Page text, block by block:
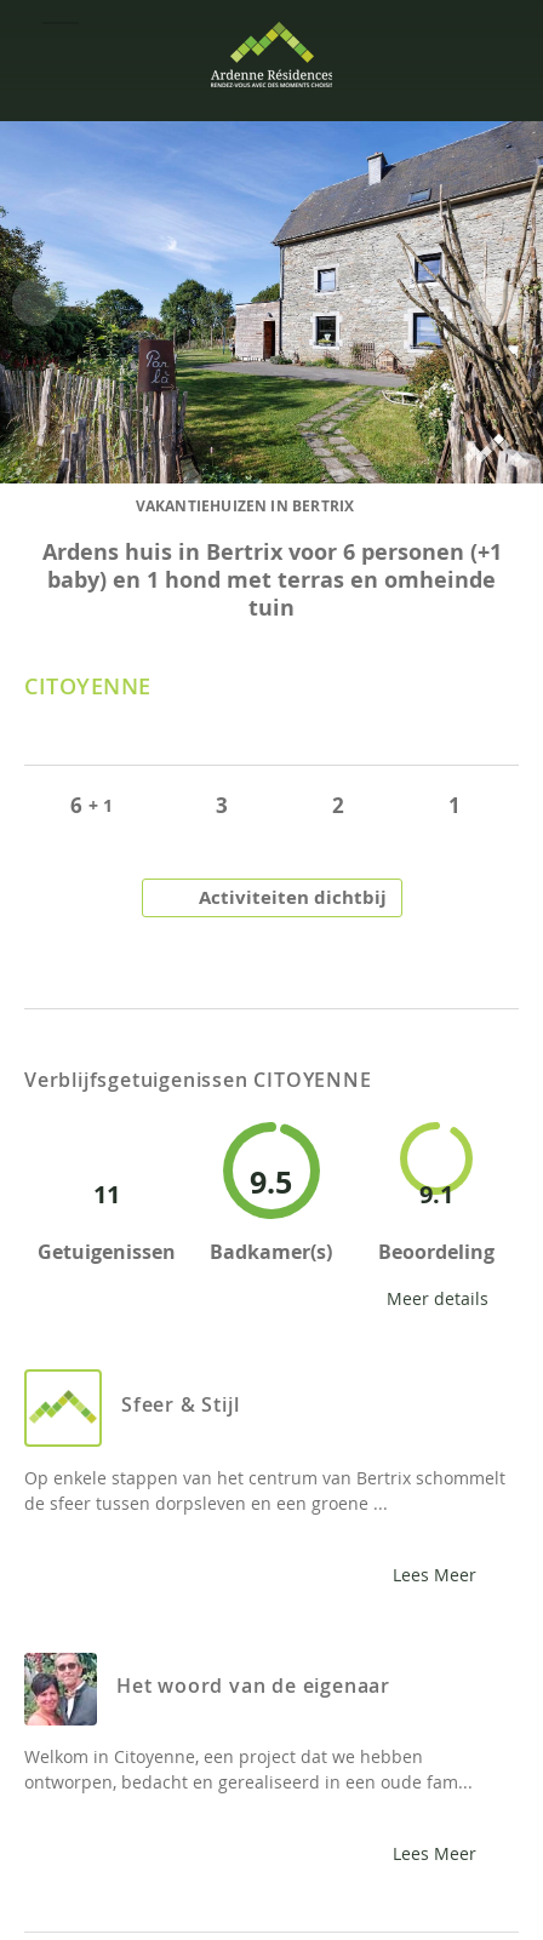
VAKANTIEHUIZEN IN BERTRIX
Ardens huis in Bertrix voor 6 personen (+1
baby) en 1 hond met terras en omheinde
tuin
CITOYENNE
6 + 1 3 2 1
Activiteiten dichtbij
Verblijfsgetuigenissen CITOYENNE
11
Getuigenissen
9.5
Badkamer(s)
9.1
Beoordeling
Meer details
Sfeer & Stijl
Op enkele stappen van het centrum van Bertrix schommelt
de sfeer tussen dorpsleven en een groene ...
Lees Meer
Het woord van de eigenaar
Welkom in Citoyenne, een project dat we hebben
ontworpen, bedacht en gerealiseerd in een oude fam...
Lees Meer